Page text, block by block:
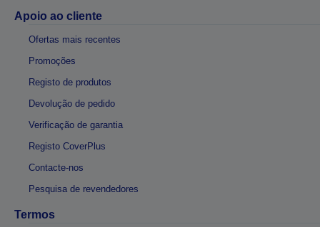
Apoio ao cliente
Ofertas mais recentes
Promoções
Registo de produtos
Devolução de pedido
Verificação de garantia
Registo CoverPlus
Contacte-nos
Pesquisa de revendedores
Termos